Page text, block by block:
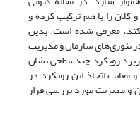
را با هم ترکیب کرده و
معرفی شده است. بدین
تئوری‌های سازمان و مدیریت
رویکرد چندسطحی نشان
معایب اتخاذ این رویکرد در
و مدیریت مورد بررسی قرار